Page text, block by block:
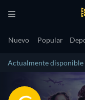
Nuevo Popular
Actualmente disponible